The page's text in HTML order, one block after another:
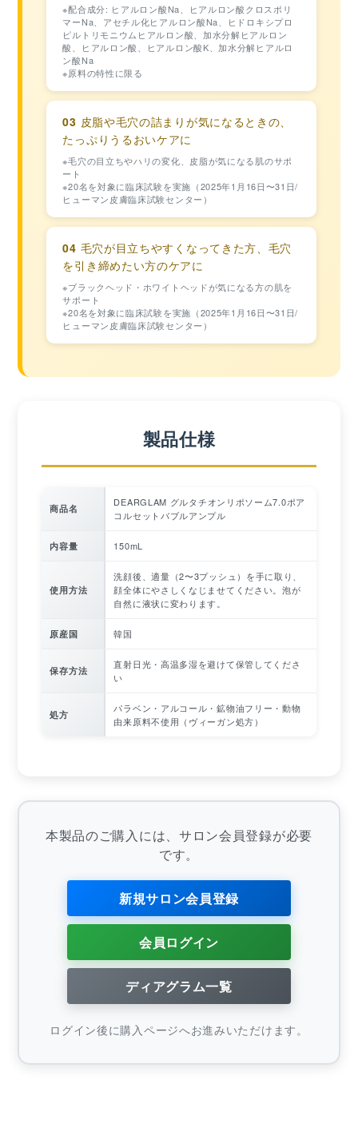
※配合成分: ヒアルロン酸Na、ヒアルロン酸クロスポリ
マーNa、アセチル化ヒアルロン酸Na、ヒドロキシプロ
ピルトリモニウムヒアルロン酸、加水分解ヒアルロン
酸、ヒアルロン酸、ヒアルロン酸K、加水分解ヒアルロ
ン酸Na
※原料の特性に限る
03 皮脂や毛穴の詰まりが気になるときの、
たっぷりうるおいケアに
※毛穴の目立ちやハリの変化、皮脂が気になる肌のサポ
ート
※20名を対象に臨床試験を実施（2025年1月16日〜31日/
ヒューマン皮膚臨床試験センター）
04 毛穴が目立ちやすくなってきた方、毛穴
を引き締めたい方のケアに
※ブラックヘッド・ホワイトヘッドが気になる方の肌を
サポート
※20名を対象に臨床試験を実施（2025年1月16日〜31日/
ヒューマン皮膚臨床試験センター）
製品仕様
商品名
DEARGLAM グルタチオンリポソーム7.0ポア
コルセットバブルアンプル
内容量 150mL
使用方法
洗顔後、適量（2〜3プッシュ）を手に取り、
顔全体にやさしくなじませてください。泡が
自然に液状に変わります。
原産国 韓国
保存方法
直射日光・高温多湿を避けて保管してくださ
い
処方
パラベン・アルコール・鉱物油フリー・動物
由来原料不使用（ヴィーガン処方）
本製品のご購入には、サロン会員登録が必要
です。
新規サロン会員登録
会員ログイン
ディアグラム一覧
ログイン後に購入ページへお進みいただけます。